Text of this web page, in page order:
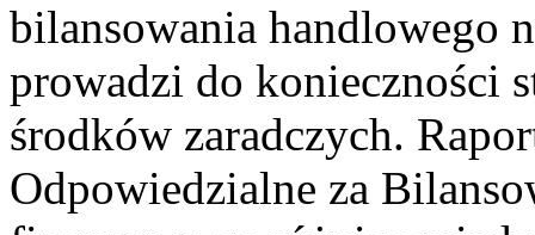
bilansowania handlowego
prowadzi do konieczności
środków zaradczych.
Odpowiedzialne za